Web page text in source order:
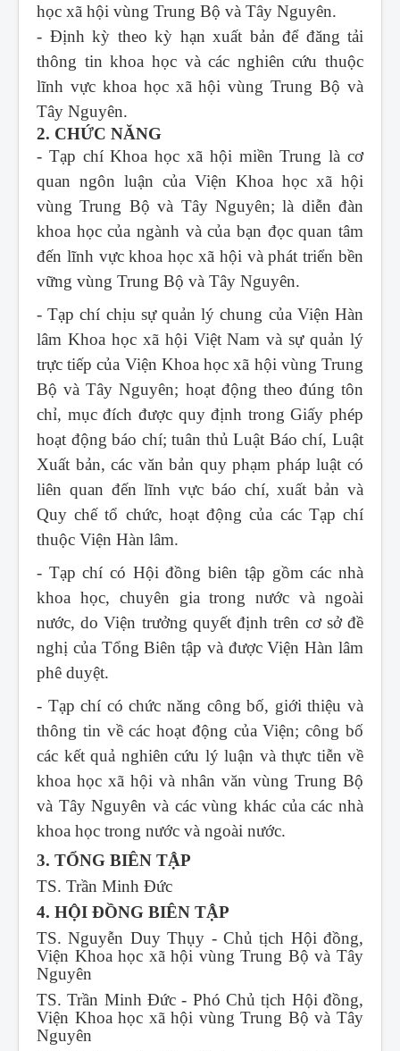
học xã hội vùng Trung Bộ và Tây Nguyên.
- Định kỳ theo kỳ hạn xuất bản để đăng tải
thông tin khoa học và các nghiên cứu thuộc
lĩnh vực khoa học xã hội vùng Trung Bộ và
Tây Nguyên.
2. CHỨC NĂNG
- Tạp chí Khoa học xã hội miền Trung là cơ
quan ngôn luận của Viện Khoa học xã hội
vùng Trung Bộ và Tây Nguyên; là diễn đàn
khoa học của ngành và của bạn đọc quan tâm
đến lĩnh vực khoa học xã hội và phát triển bền
vững vùng Trung Bộ và Tây Nguyên.
- Tạp chí chịu sự quản lý chung của Viện Hàn
lâm Khoa học xã hội Việt Nam và sự quản lý
trực tiếp của Viện Khoa học xã hội vùng Trung
Bộ và Tây Nguyên; hoạt động theo đúng tôn
chỉ, mục đích được quy định trong Giấy phép
hoạt động báo chí; tuân thủ Luật Báo chí, Luật
Xuất bản, các văn bản quy phạm pháp luật có
liên quan đến lĩnh vực báo chí, xuất bản và
Quy chế tổ chức, hoạt động của các Tạp chí
thuộc Viện Hàn lâm.
- Tạp chí có Hội đồng biên tập gồm các nhà
khoa học, chuyên gia trong nước và ngoài
nước, do Viện trưởng quyết định trên cơ sở đề
nghị của Tổng Biên tập và được Viện Hàn lâm
phê duyệt.
- Tạp chí có chức năng công bố, giới thiệu và
thông tin về các hoạt động của Viện; công bố
các kết quả nghiên cứu lý luận và thực tiễn về
khoa học xã hội và nhân văn vùng Trung Bộ
và Tây Nguyên và các vùng khác của các nhà
khoa học trong nước và ngoài nước.
3. TỔNG BIÊN TẬP
TS. Trần Minh Đức
4. HỘI ĐỒNG BIÊN TẬP
TS. Nguyễn Duy Thụy - Chủ tịch Hội đồng,
Viện Khoa học xã hội vùng Trung Bộ và Tây
Nguyên
TS. Trần Minh Đức - Phó Chủ tịch Hội đồng,
Viện Khoa học xã hội vùng Trung Bộ và Tây
Nguyên